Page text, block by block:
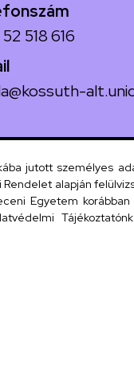
518 616
Debrecen,
Szervezeti
jutott személyes
alapján
Egyetem